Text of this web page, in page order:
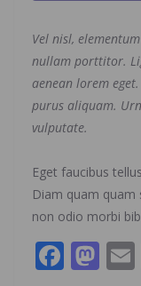
Vel nisl,
nullam porttitor.
aenean lorem
purus aliquam.
vulputate.
Eget faucibus
Diam quam quam
non odio morbi
F M